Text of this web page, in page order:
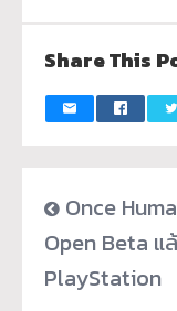
Share This
Once
Open Beta แ
PlayStation